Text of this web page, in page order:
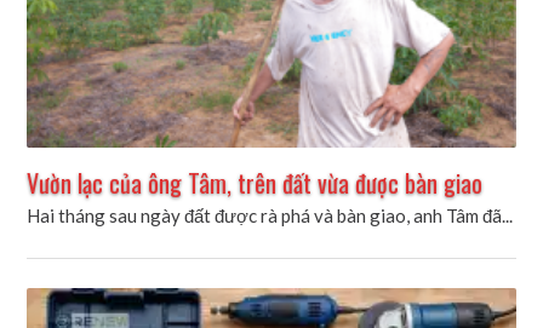
Vườn lạc của ông Tâm, trên đất vừa được bàn giao
Hai tháng sau ngày đất được rà phá và bàn giao, anh Tâm đã...